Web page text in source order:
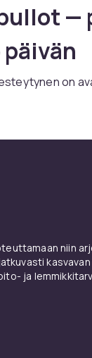
—
päivän
on
arjessa. Yksi
niin
kasvavan
ja